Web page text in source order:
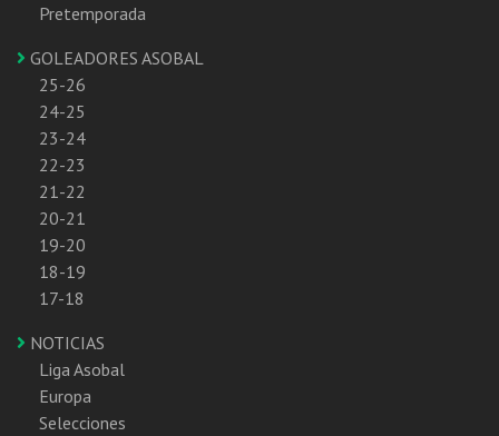
Pretemporada
GOLEADORES ASOBAL
25-26
24-25
23-24
22-23
21-22
20-21
19-20
18-19
17-18
NOTICIAS
Liga Asobal
Europa
Selecciones